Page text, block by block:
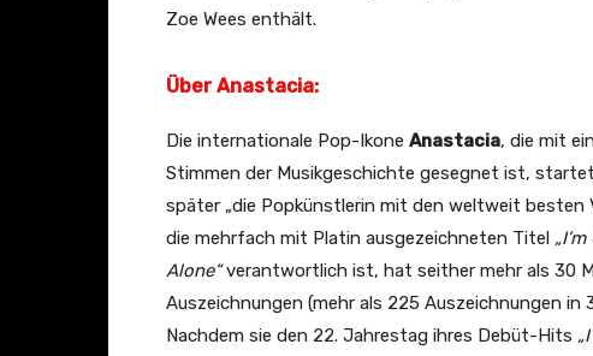
Zoe Wees enthält.
Über Anastacia:
Die internationale Pop-Ikone Anastacia, die mit
Stimmen der Musikgeschichte gesegnet ist,
später „die Popkünstlerin mit den weltweit besten
die mehrfach mit Platin ausgezeichneten Titel
Alone“verantwortlich ist, hat seither mehr als 30
Auszeichnungen (mehr als 225 Auszeichnungen in
Nachdem sie den 22. Jahrestag ihres Debüt-Hits